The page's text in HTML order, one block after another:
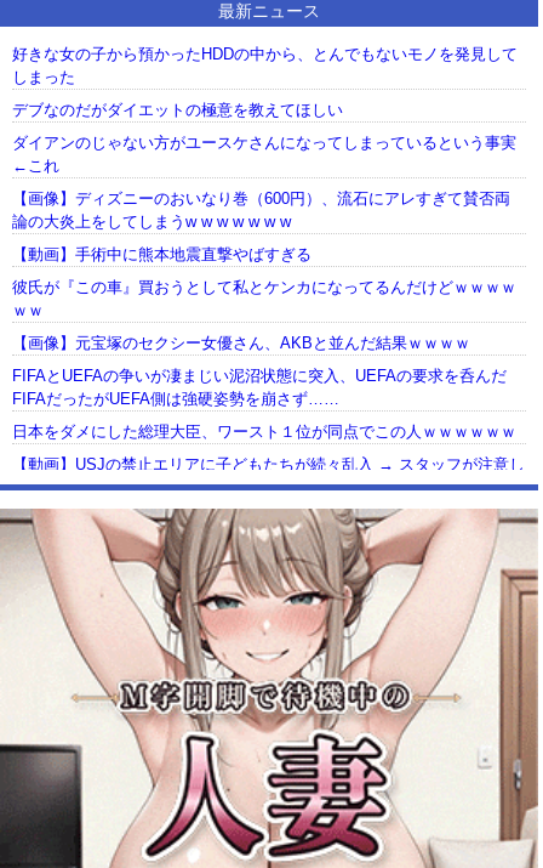
最新ニュース
好きな女の子から預かったHDDの中から、とんでもないモノを発見して
しまった
デブなのだがダイエットの極意を教えてほしい
ダイアンのじゃない方がユースケさんになってしまっているという事実
←これ
【画像】ディズニーのおいなり巻（600円）、流石にアレすぎて賛否両
論の大炎上をしてしまうw w w w w w w
【動画】手術中に熊本地震直撃やばすぎる
彼氏が『この車』買おうとして私とケンカになってるんだけどｗｗｗｗ
ｗｗ
【画像】元宝塚のセクシー女優さん、AKBと並んだ結果ｗｗｗｗ
FIFAとUEFAの争いが凄まじい泥沼状態に突入、UEFAの要求を呑んだ
FIFAだったがUEFA側は強硬姿勢を崩さず……
日本をダメにした総理大臣、ワースト１位が同点でこの人ｗｗｗｗｗｗ
【動画】USJの禁止エリアに子どもたちが続々乱入 → スタッフが注意し
ても止まらない事態に
Powered by livedoor 相互RSS